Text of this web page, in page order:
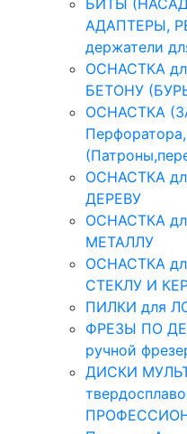
БИТЫ
АДАПТЕРЫ,
держатели
ОСНАСТКА
БЕТОНУ
ОСНАСТКА
ОСНАСТКА
ДЕРЕВУ
ОСНАСТКА
МЕТАЛЛУ
ОСНАСТКА
СТЕКЛУ И
ПИЛКИ для
ФРЕЗЫ ПО
ручной
ДИСКИ